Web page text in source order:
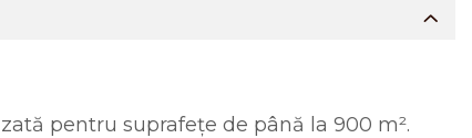
pentru suprafețe de până la 900 m².